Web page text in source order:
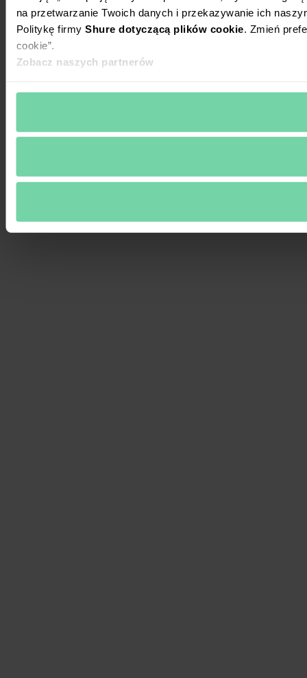
na przetwarzanie Twoich danych i przekazywanie ich
Politykę firmy Shure dotyczącą plików cookie. Zmień
cookie”.
Zobacz naszych partnerów